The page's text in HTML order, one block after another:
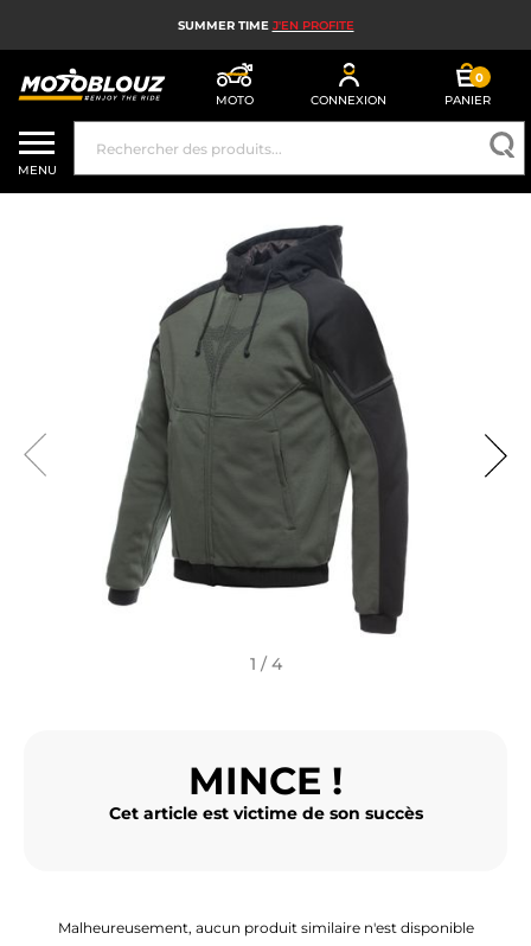
SUMMER TIME J'EN PROFITE
MOTO CONNEXION
0
PANIER
CASQUE MOTO
ÉQUIPEMENT MOTO HOMME
ÉQUIPEMENT MOTO FEMME
MX, ENDURO ET TRIAL
HIGH TECH MOTO
AIRBAG MOTO
PIÈCES MOTO ET OUTILLAGE
ACCESSOIRES MOTO
BAGAGERIE MOTO
SPORTSWEAR
CARTES CADEAUX
FR | EUR € — MODIFIER
CONSEILS
MENU
1 / 4
MINCE !
Cet article est victime de son succès
Malheureusement, aucun produit similaire n'est disponible